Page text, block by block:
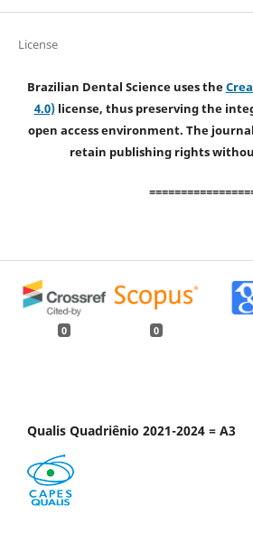
License
Brazilian Dental Science uses the
4.0)license, thus preserving the
open access environment. The
retain publishing rights
0 0
Qualis Quadriênio 2021-2024 = A3